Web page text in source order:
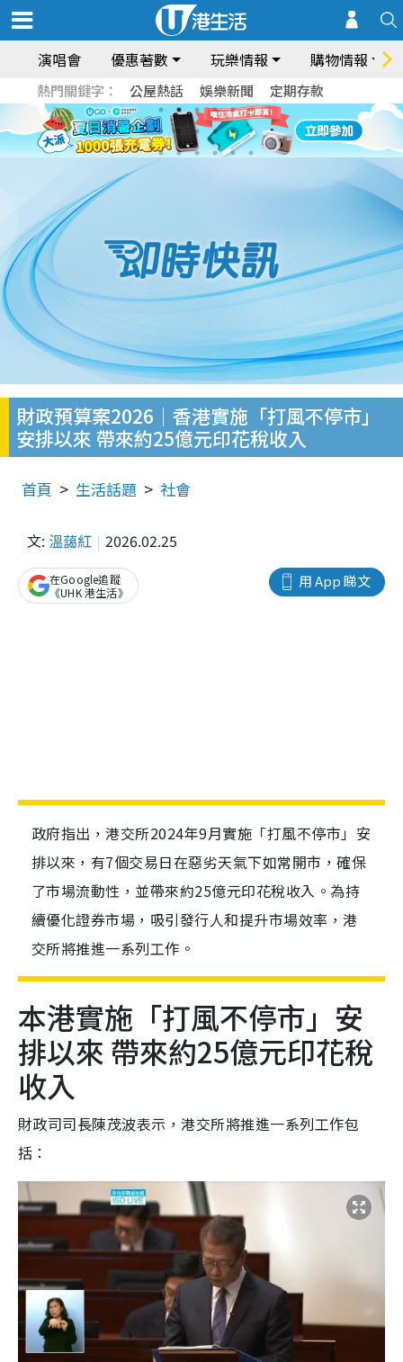
演唱會 優惠著數 玩樂情報 購物情報
熱門關鍵字： 公屋熱話 娛樂新聞 定期存款
財政預算案2026｜香港實施「打風不停市」
安排以來 帶來約25億元印花稅收入
首頁 生活話題 社會
文: 溫藹紅 2026.02.25
用 App 睇文
在Google追蹤
《UHK 港生活》
政府指出，港交所2024年9月實施「打風不停市」安
排以來，有7個交易日在惡劣天氣下如常開市，確保
了市場流動性，並帶來約25億元印花稅收入。為持
續優化證券市場，吸引發行人和提升市場效率，港
交所將推進一系列工作。
本港實施「打風不停市」安
排以來 帶來約25億元印花稅
收入
財政司司長陳茂波表示，港交所將推進一系列工作包
括：